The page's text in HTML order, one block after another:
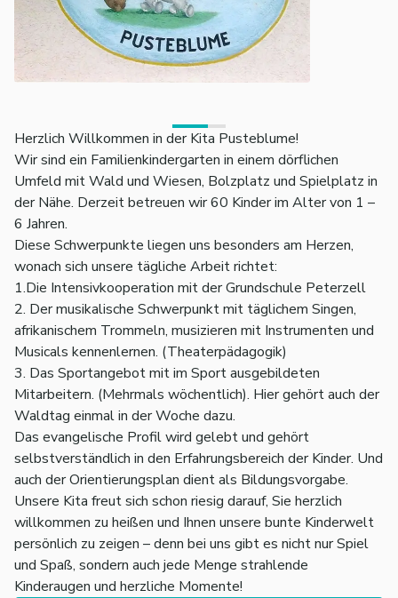
Herzlich Willkommen in der Kita Pusteblume!
Wir sind ein Familienkindergarten in einem dörflichen
Umfeld mit Wald und Wiesen, Bolzplatz und Spielplatz in
der Nähe. Derzeit betreuen wir 60 Kinder im Alter von 1 –
6 Jahren.
Diese Schwerpunkte liegen uns besonders am Herzen,
wonach sich unsere tägliche Arbeit richtet:
1.Die Intensivkooperation mit der Grundschule Peterzell
2. Der musikalische Schwerpunkt mit täglichem Singen,
afrikanischem Trommeln, musizieren mit Instrumenten und
Musicals kennenlernen. (Theaterpädagogik)
3. Das Sportangebot mit im Sport ausgebildeten
Mitarbeitern. (Mehrmals wöchentlich). Hier gehört auch der
Waldtag einmal in der Woche dazu.
Das evangelische Profil wird gelebt und gehört
selbstverständlich in den Erfahrungsbereich der Kinder. Und
auch der Orientierungsplan dient als Bildungsvorgabe.
Unsere Kita freut sich schon riesig darauf, Sie herzlich
willkommen zu heißen und Ihnen unsere bunte Kinderwelt
persönlich zu zeigen – denn bei uns gibt es nicht nur Spiel
und Spaß, sondern auch jede Menge strahlende
Kinderaugen und herzliche Momente!